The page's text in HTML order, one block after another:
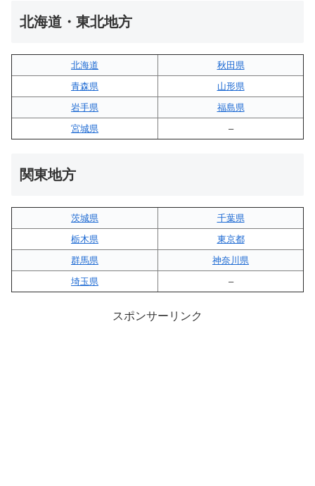
北海道・東北地方
北海道
秋田県
青森県
山形県
岩手県
福島県
宮城県
–
関東地方
茨城県
千葉県
栃木県
東京都
群馬県
神奈川県
埼玉県
–
スポンサーリンク